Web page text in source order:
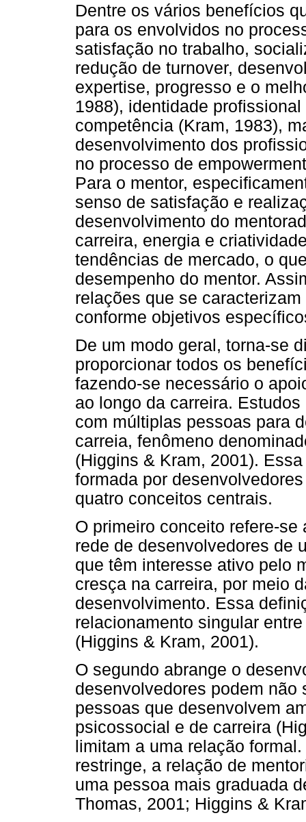
Dentre os vários benefícios
para os envolvidos no
satisfação no trabalho,
redução de turnover,
expertise, progresso e o
1988), identidade
competência (Kram, 1983),
desenvolvimento dos
no processo de
Para o mentor,
senso de satisfação e
desenvolvimento do
carreira, energia e
tendências de mercado, o
desempenho do mentor.
relações que se
conforme objetivos
De um modo geral, torna-se
proporcionar todos os
fazendo-se necessário o
ao longo da carreira.
com múltiplas pessoas para
carreia, fenômeno
(Higgins & Kram, 2001).
formada por
quatro conceitos centrais.
O primeiro conceito refere-
rede de desenvolvedores de
que têm interesse ativo pelo
cresça na carreira, por meio
desenvolvimento. Essa
relacionamento singular
(Higgins & Kram, 2001).
O segundo abrange o
desenvolvedores podem não
pessoas que desenvolvem
psicossocial e de carreira
limitam a uma relação
restringe, a relação de
uma pessoa mais graduada
Thomas, 2001; Higgins &